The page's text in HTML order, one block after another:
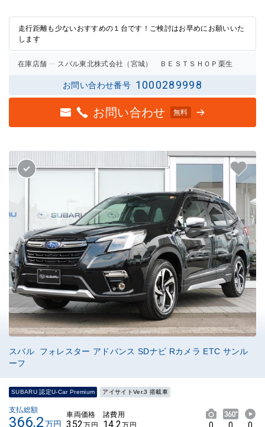
2.5点
の評価
3点の
評価
走行距離も少ないおすすめの１台です！ご検討はお早めにお願いいた
します
在庫店舗 スバル東北株式会社（宮城） ＢＥＳＴＳＨＯＰ栗生
お問い合わせ番号 1000289998
お問い合わせ 無料
スバル フォレスター アドバンス SDナビ Rカメラ ETC サンル
ーフ
SUBARU 認定U-Car Premium アイサイトVer.3 搭載車
支払総額
366.2万円
車両価格
352万円
諸費用
14.2万円 0 0 0